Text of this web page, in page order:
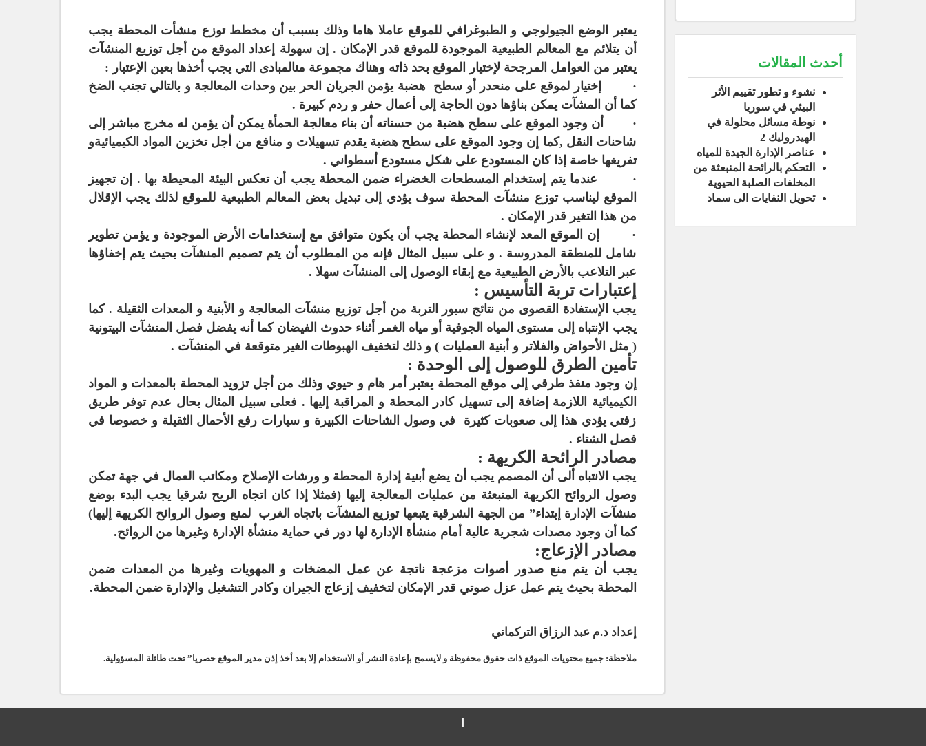
أحدث المقالات
نشوء و تطور تقييم الأثر
البيئي في سوريا
نوطة مسائل محلولة في
الهيدروليك 2
عناصر الإدارة الجيدة للمياه
التحكم بالرائحة المنبعثة من
المخلفات الصلبة الحيوية
تحويل النفايات الى سماد
يعتبر الوضع الجيولوجي و الطبوغرافي للموقع عاملا هاما وذلك بسبب أن مخطط توزع منشأت المحطة يجب
أن يتلائم مع المعالم الطبيعية الموجودة للموقع قدر الإمكان . إن سهولة إعداد الموقع من أجل توزيع المنشآت
يعتبر من العوامل المرجحة لإختيار الموقع بحد ذاته وهناك مجموعة منالمبادى التي يجب أخذها بعين الإعتبار :
· إختيار لموقع على منحدر أو سطح هضبة يؤمن الجريان الحر بين وحدات المعالجة و بالتالي تجنب الضخ
كما أن المشآت يمكن بناؤها دون الحاجة إلى أعمال حفر و ردم كبيرة .
· أن وجود الموقع على سطح هضبة من حسناته أن بناء معالجة الحمأة يمكن أن يؤمن له مخرج مباشر إلى
شاحنات النقل ,كما إن وجود الموقع على سطح هضبة يقدم تسهيلات و منافع من أجل تخزين المواد الكيميائيةو
تفريغها خاصة إذا كان المستودع على شكل مستودع أسطواني .
· عندما يتم إستخدام المسطحات الخضراء ضمن المحطة يجب أن تعكس البيئة المحيطة بها . إن تجهيز
الموقع ليناسب توزع منشآت المحطة سوف يؤدي إلى تبديل بعض المعالم الطبيعية للموقع لذلك يجب الإقلال
من هذا التغير قدر الإمكان .
· إن الموقع المعد لإنشاء المحطة يجب أن يكون متوافق مع إستخدامات الأرض الموجودة و يؤمن تطوير
شامل للمنطقة المدروسة . و على سبيل المثال فإنه من المطلوب أن يتم تصميم المنشآت بحيث يتم إخفاؤها
عبر التلاعب بالأرض الطبيعية مع إبقاء الوصول إلى المنشآت سهلا .
إعتبارات تربة التأسيس :
يجب الإستفادة القصوى من نتائج سبور التربة من أجل توزيع منشآت المعالجة و الأبنية و المعدات الثقيلة . كما
يجب الإنتباه إلى مستوى المياه الجوفية أو مياه الغمر أثناء حدوث الفيضان كما أنه يفضل فصل المنشآت البيتونية
( مثل الأحواض والفلاتر و أبنية العمليات ) و ذلك لتخفيف الهبوطات الغير متوقعة في المنشآت .
تأمين الطرق للوصول إلى الوحدة :
إن وجود منفذ طرقي إلى موقع المحطة يعتبر أمر هام و حيوي وذلك من أجل تزويد المحطة بالمعدات و المواد
الكيميائية اللازمة إضافة إلى تسهيل كادر المحطة و المراقبة إليها . فعلى سبيل المثال بحال عدم توفر طريق
زفتي يؤدي هذا إلى صعوبات كثيرة في وصول الشاحنات الكبيرة و سيارات رفع الأحمال الثقيلة و خصوصا في
فصل الشتاء .
مصادر الرائحة الكريهة :
يجب الانتباه ألى أن المصمم يجب أن يضع أبنية إدارة المحطة و ورشات الإصلاح ومكاتب العمال في جهة تمكن
وصول الروائح الكريهة المنبعثة من عمليات المعالجة إليها (فمثلا إذا كان اتجاه الريح شرقيا يجب البدء بوضع
منشآت الإدارة إبتداء” من الجهة الشرقية يتبعها توزيع المنشآت باتجاه الغرب لمنع وصول الروائح الكريهة إليها)
كما أن وجود مصدات شجرية عالية أمام منشأة الإدارة لها دور في حماية منشأة الإدارة وغيرها من الروائح.
مصادر الإزعاج:
يجب أن يتم منع صدور أصوات مزعجة ناتجة عن عمل المضخات و المهويات وغيرها من المعدات ضمن
المحطة بحيث يتم عمل عزل صوتي قدر الإمكان لتخفيف إزعاج الجيران وكادر التشغيل والإدارة ضمن المحطة.
إعداد د.م عبد الرزاق التركماني
ملاحظة: جميع محتويات الموقع ذات حقوق محفوظة و لايسمح بإعادة النشر أو الاستخدام إلا بعد أخذ إذن مدير الموقع حصريا” تحت طائلة المسؤولية.
|